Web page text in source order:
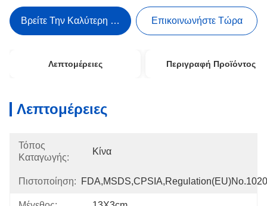
Βρείτε Την Καλύτερη Τιμή Επικοινωνήστε Τώρα
Λεπτομέρειες Περιγραφή Προϊόντος
Λεπτομέρειες
Τόπος
Καταγωγής:
Κίνα
Πιστοποίηση: